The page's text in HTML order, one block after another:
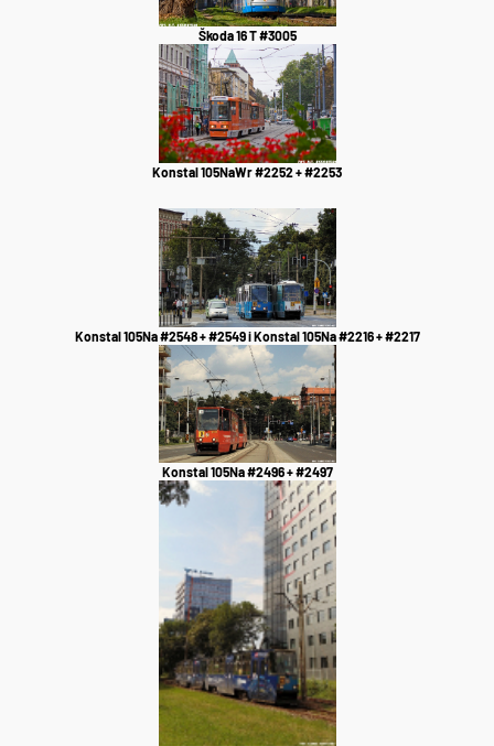
Škoda 16 T #3005
Konstal 105NaWr #2252 + #2253
Konstal 105Na #2548 + #2549 i Konstal 105Na #2216 + #2217
Konstal 105Na #2496 + #2497